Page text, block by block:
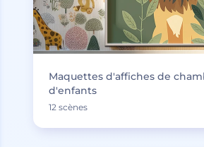
Maquettes d'affiches de
d'enfants
12 scènes